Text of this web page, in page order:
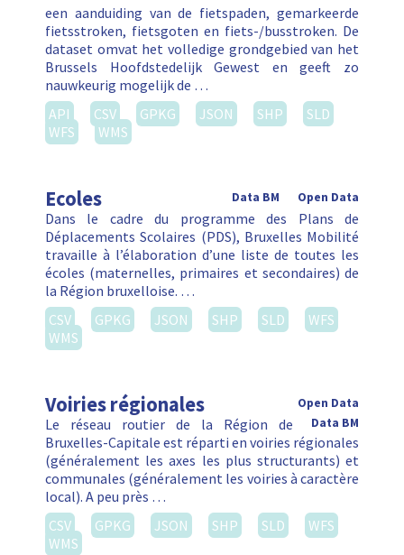
een aanduiding van de fietspaden, gemarkeerde
fietsstroken, fietsgoten en fiets-/busstroken. De
dataset omvat het volledige grondgebied van het
Brussels Hoofdstedelijk Gewest en geeft zo
nauwkeurig mogelijk de …
API
CSV GPKG JSON SHP
SLD
WFS
WMS
Ecoles Open Data
Data BM
Dans le cadre du programme des Plans de
Déplacements Scolaires (PDS), Bruxelles Mobilité
travaille à l’élaboration d’une liste de toutes les
écoles (maternelles, primaires et secondaires) de
la Région bruxelloise. …
CSV
GPKG JSON SHP SLD
WFS
WMS
Voiries régionales
Open Data
Data BM
Le réseau routier de la Région de
Bruxelles-Capitale est réparti en voiries régionales
(généralement les axes les plus structurants) et
communales (généralement les voiries à caractère
local). A peu près …
CSV
GPKG JSON SHP SLD
WFS
WMS